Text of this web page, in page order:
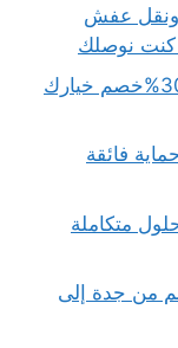
ونقل عفش
سيارات نقل عفش بالمدينة المنورة بـ30%خصم خيارك
بـ35%خصم حماية فائقة
بـ35%خصم حلول متكاملة
الى ينبع بـ35%خصم من جدة إلى